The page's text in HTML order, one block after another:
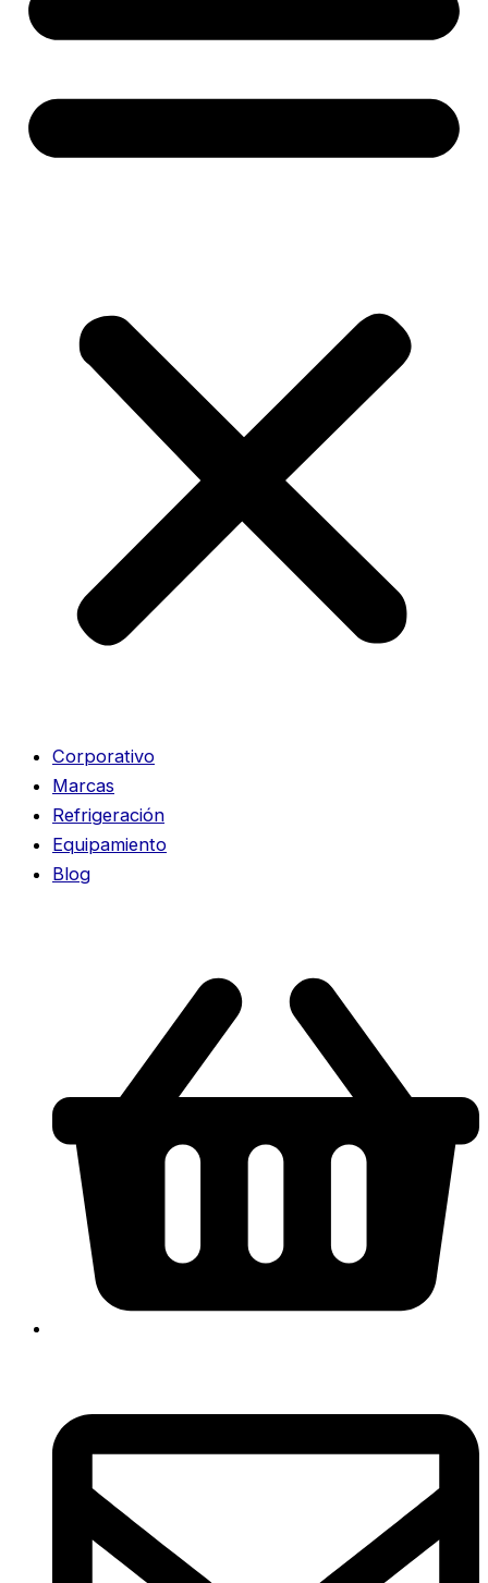
Corporativo
Marcas
Refrigeración
Equipamiento
Blog